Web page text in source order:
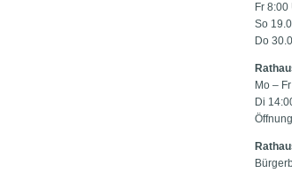
Fr
So
Do
Mo –
Di